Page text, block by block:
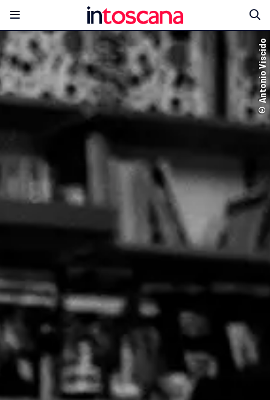
© Antonio Viscido